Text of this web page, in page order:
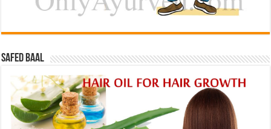
Safed baal